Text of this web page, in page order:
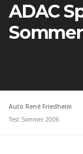
ADAC
Auto René Friedheim
Test Sommer 2006